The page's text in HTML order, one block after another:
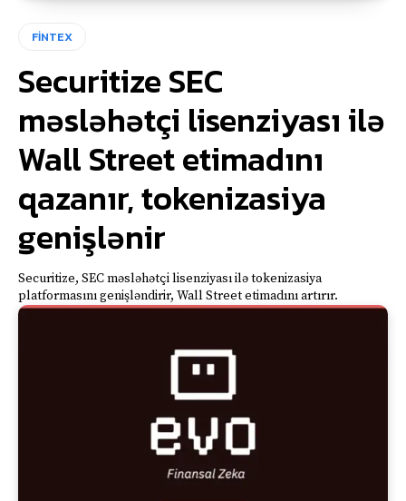
FİNTEX
Securitize SEC
məsləhətçi lisenziyası ilə
Wall Street etimadını
qazanır, tokenizasiya
genişlənir
Securitize, SEC məsləhətçi lisenziyası ilə tokenizasiya
platformasını genişləndirir, Wall Street etimadını artırır.